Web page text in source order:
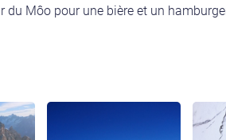
Môo pour une bière et un